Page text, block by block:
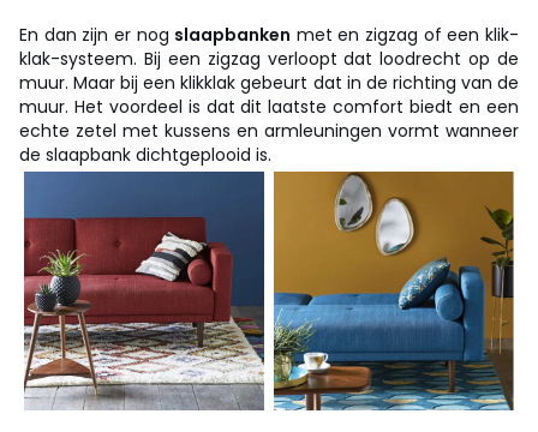
En dan zijn er nog slaapbanken met en zigzag of een klik-
klak-systeem. Bij een zigzag verloopt dat loodrecht op de
muur. Maar bij een klikklak gebeurt dat in de richting van de
muur. Het voordeel is dat dit laatste comfort biedt en een
echte zetel met kussens en armleuningen vormt wanneer
de slaapbank dichtgeplooid is.